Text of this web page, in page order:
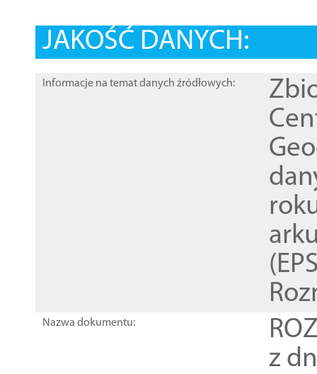
JAKOŚĆ DANYCH:
Informacje na temat danych źródłowych:
Nazwa dokumentu:
z